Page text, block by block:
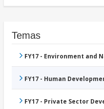
Temas
FY17 - Environment and
FY17 - Human
FY17 - Private Sector